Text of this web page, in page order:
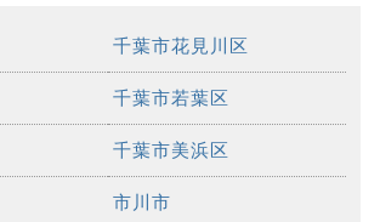
千葉市花見川区
千葉市若葉区
千葉市美浜区
市川市